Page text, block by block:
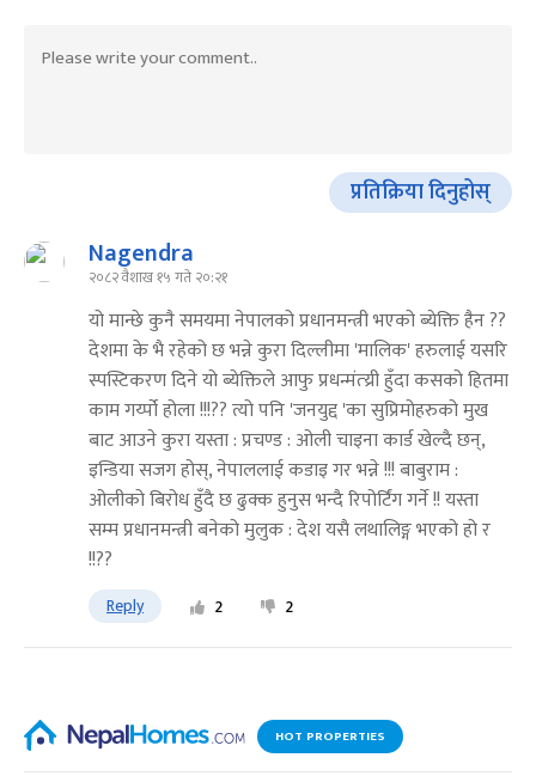
प्रतिक्रिया दिनुहोस्
Nagendra
२०८२ वैशाख १५ गते २०:२१
यो मान्छे कुनै समयमा नेपालको प्रधानमन्त्री भएको ब्येक्ति हैन ??
देशमा के भै रहेको छ भन्ने कुरा दिल्लीमा 'मालिक' हरुलाई यसरि
स्पस्टिकरण दिने यो ब्येक्तिले आफु प्रधन्मंत्य्री हुँदा कसको हितमा
काम गर्य्पो होला !!!?? त्यो पनि 'जनयुद्द 'का सुप्रिमोहरुको मुख
बाट आउने कुरा यस्ता : प्रचण्ड : ओली चाइना कार्ड खेल्दै छन्,
इन्डिया सजग होस्, नेपाललाई कडाइ गर भन्ने !!! बाबुराम :
ओलीको बिरोध हुँदै छ ढुक्क हुनुस भन्दै रिपोर्टिंग गर्ने !! यस्ता
सम्म प्रधानमन्त्री बनेको मुलुक : देश यसै लथालिङ्ग भएको हो र
!!??
Reply 2 2
HOT PROPERTIES